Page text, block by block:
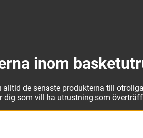
inom
de senaste produkterna till
som vill ha utrustning som
eller din klubb behöver. Välj ut